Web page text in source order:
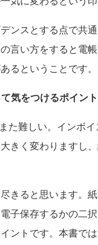
ンスとする点で共
言い方をすると電
るということです。
気をつけるポイン
た難しい。インボ
きく変わりますし
きると思います。
子保存するかの二
ントです。本書で